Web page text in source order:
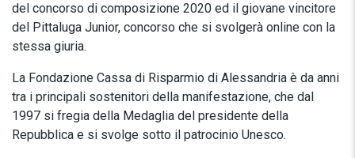
del concorso di composizione 2020 ed il giovane vincitore
del Pittaluga Junior, concorso che si svolgerà online con la
stessa giuria.
La Fondazione Cassa di Risparmio di Alessandria è da anni
tra i principali sostenitori della manifestazione, che dal
1997 si fregia della Medaglia del presidente della
Repubblica e si svolge sotto il patrocinio Unesco.